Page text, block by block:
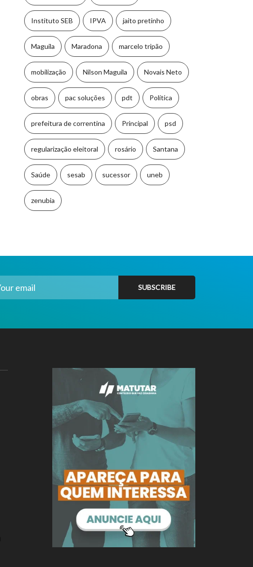
Instituto SEB IPVA jaito pretinho
Maguila Maradona marcelo tripão
mobilização Nilson Maguila Novais Neto
obras pac soluções pdt Política
prefeitura de correntina Principal psd
regularização eleitoral rosário Santana
Saúde sesab sucessor uneb
zenubia